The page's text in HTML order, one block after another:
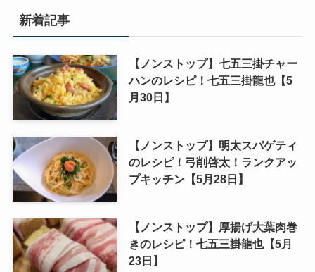
新着記事
【ノンストップ】七五三掛チャー
ハンのレシピ！七五三掛龍也【5
月30日】
【ノンストップ】明太スパゲティ
のレシピ！弓削啓太！ランクアッ
プキッチン【5月28日】
【ノンストップ】厚揚げ大葉肉巻
きのレシピ！七五三掛龍也【5月
23日】